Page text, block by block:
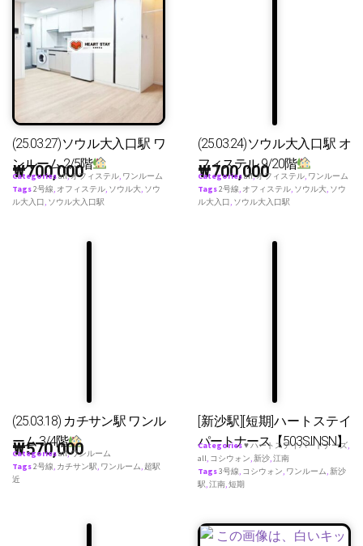
(25.03.27)ソウル大入口駅 ワ
ンルーム 2/5階
₩700,000
Categoriesall,オフィステル, ワンルーム
Tags2号線, オフィステル, ソウル大, ソウ
ル大入口, ソウル大入口駅
(25.03.24)ソウル大入口駅 オ
フィステル 9/20階
₩700,000
Categoriesall,オフィステル, ワンルーム
Tags2号線, オフィステル, ソウル大, ソウ
ル大入口, ソウル大入口駅
(25.03.18) カチサン駅 ワンル
ーム 3/4階
₩570,000
Categoriesall,ワンルーム
Tags2号線, カチサン駅, ワンルーム, 超駅
近
[新沙駅][短期]ハートステイ
パートナース【503SINSN】
Categories♥ ハートステイパートナーズ,
all, コシウォン,新沙,江南
Tags3号線, コシウォン, ワンルーム,新沙
駅,江南,短期